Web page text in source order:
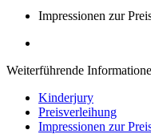
Impressionen zur
Weiterführende
Kinderjury
Preisverleihung
Impressionen zur